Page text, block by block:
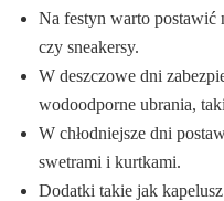
Na festyn warto postawić
czy sneakersy.
W deszczowe dni
wodoodporne ubrania,
W chłodniejsze dni
swetrami i kurtkami.
Dodatki takie jak